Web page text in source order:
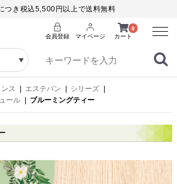
つき税込5,500円以上で送料無料
0
カート
会員登録 マイページ
Menu
ス エステバン シリーズ
ール
ブルーミングティー